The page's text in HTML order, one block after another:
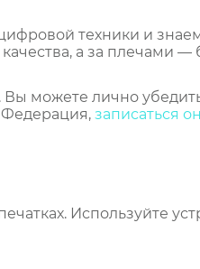
техники и
а за плечами
можете лично
записаться
Используйте